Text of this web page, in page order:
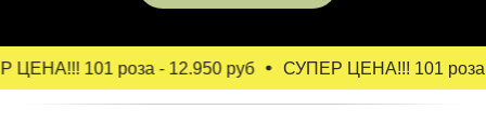
101 роза - 12.950 руб СУПЕР ЦЕНА!!! 101 роза